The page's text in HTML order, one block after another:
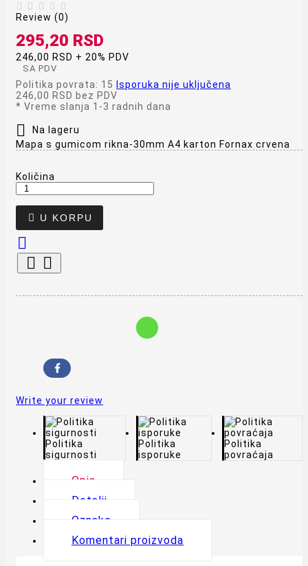
    
Review (0)
295,20 RSD
246,00 RSD + 20% PDV
SA PDV
Politika povrata: 15
Isporuka nije uključena
246,00 RSD bez PDV
* Vreme slanja 1-3 radnih dana

Na lageru
Mapa s gumicom rikna-30mm A4 karton Fornax crvena
Količina
 U KORPU



Write your review
Politika
sigurnosti
Politika
isporuke
Politika
povraćaja
Opis
Detalji
Oznake
Komentari proizvoda